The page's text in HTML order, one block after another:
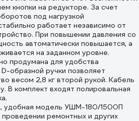
кнопки на редукторе. За счет
под нагрузкой
работает независимо от
При повышении давления со
автоматически повышается, а
на заданном уровне.
продумана для удобства
образной ручки позволяет
весом 2,8 кг второй рукой. Кабель
В комплект входят полировальная
удобная модель УШМ-180/1500П
ремонтных и других